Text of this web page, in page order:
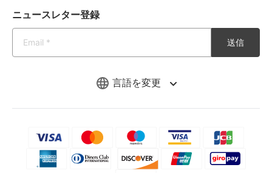
言語を変更
ニュースレター登録
送信